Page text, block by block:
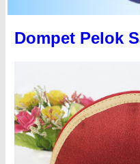
Dompet Pelok